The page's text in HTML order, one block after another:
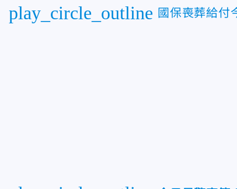
play_circle_outline 國保喪葬給